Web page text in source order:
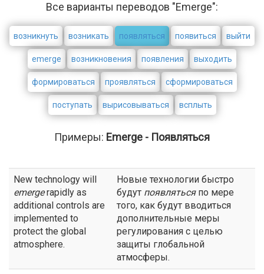
Все варианты переводов "Emerge":
возникнуть возникать появляться появиться выйти
emerge возникновения появления выходить
формироваться проявляться сформироваться
поступать вырисовываться всплыть
Примеры: Emerge - Появляться
New technology will
emergerapidly as
additional controls are
implemented to
protect the global
atmosphere.
Новые технологии быстро
будут появлятьсяпо мере
того, как будут вводиться
дополнительные меры
регулирования с целью
защиты глобальной
атмосферы.